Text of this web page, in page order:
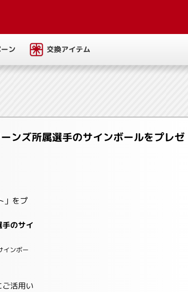
ン 交換アイテム
ンズ所属選手のサインボールをプレゼ
」をプ
手のサイ
インボー
活用い